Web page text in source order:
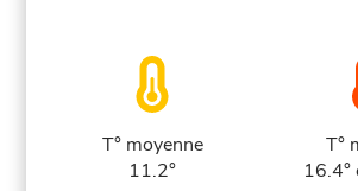
T° moyenne
11.2°
T°
16.4°